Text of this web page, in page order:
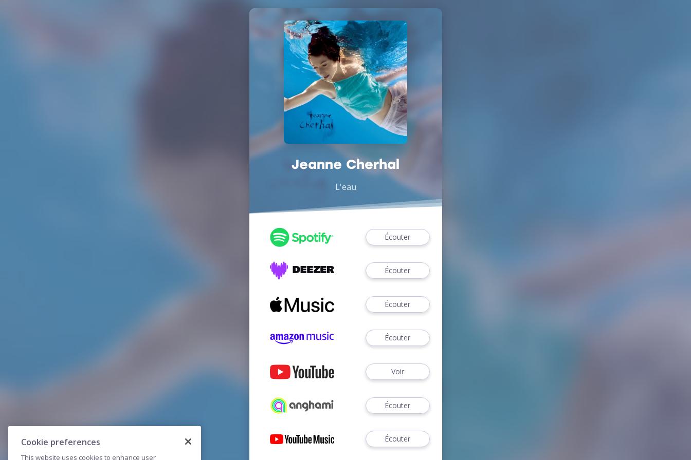
Jeanne Cherhal
L'eau
Écouter
Écouter
Écouter
Écouter
Voir
Écouter
Écouter
Cookie preferences
This website uses cookies to enhance user